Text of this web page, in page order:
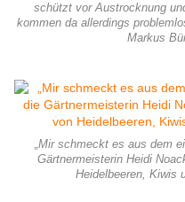
schützt vor Austrocknung
kommen da allerdings
Markus
„Mir schmeckt es aus dem
Gärtnermeisterin Heidi
Heidelbeeren, Kiwis